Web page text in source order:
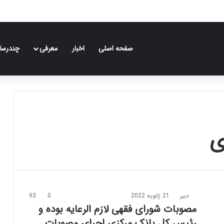
صفحه اصلی اخبار معرفی
دبیر 21 ژانویه 2022 0
93
مصوبات شورای فقهی لازم‌ الرعایه بوده و